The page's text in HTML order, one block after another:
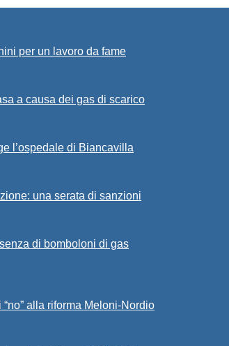
per un lavoro da fame
a causa dei gas di scarico
l’ospedale di Biancavilla
una serata di sanzioni
di bomboloni di gas
alla riforma Meloni-Nordio